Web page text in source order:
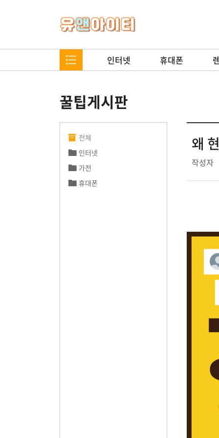
인터넷 휴대폰
꿀팁게시판
전체
인터넷
가전
휴대폰
왜
작성자